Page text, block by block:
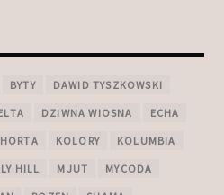
BYTY DAWID TYSZKOWSKI
DZIWNA WIOSNA ECHA
KOLORY KOLUMBIA
HILL MJUT MYCODA